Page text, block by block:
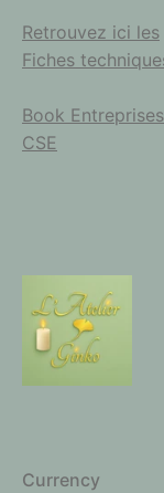
Retrouvez ici les
Fiches
Book
CSE
Currency